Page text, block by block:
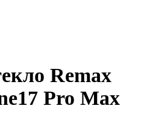
Remax
Pro Max